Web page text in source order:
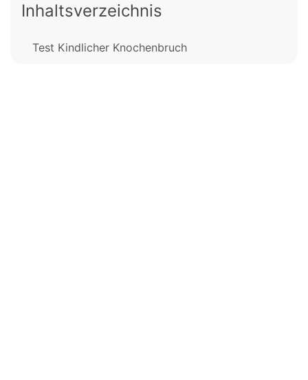
Inhaltsverzeichnis
Test Kindlicher Knochenbruch